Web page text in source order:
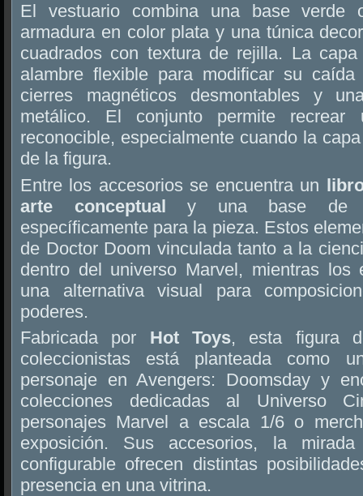
El vestuario combina una base verde
armadura en color plata y una túnica
cuadrados con textura de rejilla. La
alambre flexible para modificar su
cierres magnéticos desmontables y
metálico. El conjunto permite
reconocible, especialmente cuando la
de la figura.
Entre los accesorios se encuentra un
arte conceptual y una base de
específicamente para la pieza. Estos
de Doctor Doom vinculada tanto a la
dentro del universo Marvel, mientras los
una alternativa visual para
poderes.
Fabricada por Hot Toys, esta figura
coleccionistas está planteada como
personaje en Avengers: Doomsday y
colecciones dedicadas al Universo
personajes Marvel a escala 1/6 o
exposición. Sus accesorios, la
configurable ofrecen distintas
presencia en una vitrina.